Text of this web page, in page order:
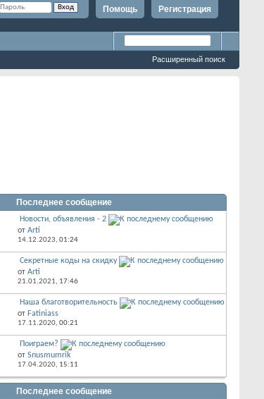
Регистрация
Помощь
Расширенный поиск
Последнее сообщение
Новости, объявления - 2
от Arti
14.12.2023, 01:24
Секретные коды на скидку
от Arti
21.01.2021, 17:46
Наша благотворительность
от Fatiniass
17.11.2020, 00:21
Поиграем?
от Snusmumrik
17.04.2020, 15:11
Последнее сообщение